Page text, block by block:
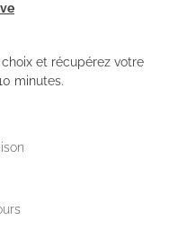
et récupérez votre
minutes.